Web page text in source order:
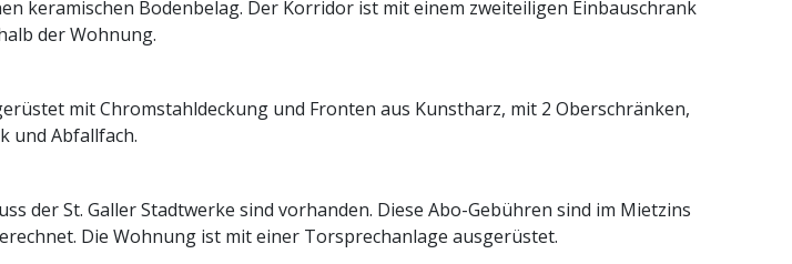
keramischen Bodenbelag. Der Korridor ist mit einem zweiteiligen Einbauschrank
der Wohnung.
mit Chromstahldeckung und Fronten aus Kunstharz, mit 2 Oberschränken,
und Abfallfach.
der St. Galler Stadtwerke sind vorhanden. Diese Abo-Gebühren sind im Mietzins
Die Wohnung ist mit einer Torsprechanlage ausgerüstet.